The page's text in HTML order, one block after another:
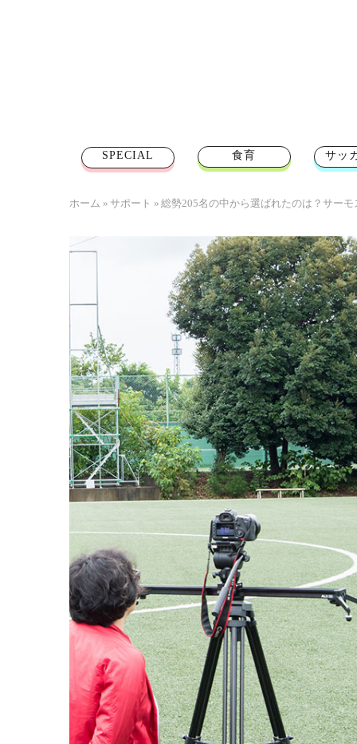
SPECIAL 食育 サッ
ホーム » サポート » 総勢205名の中から選ばれたのは？サー